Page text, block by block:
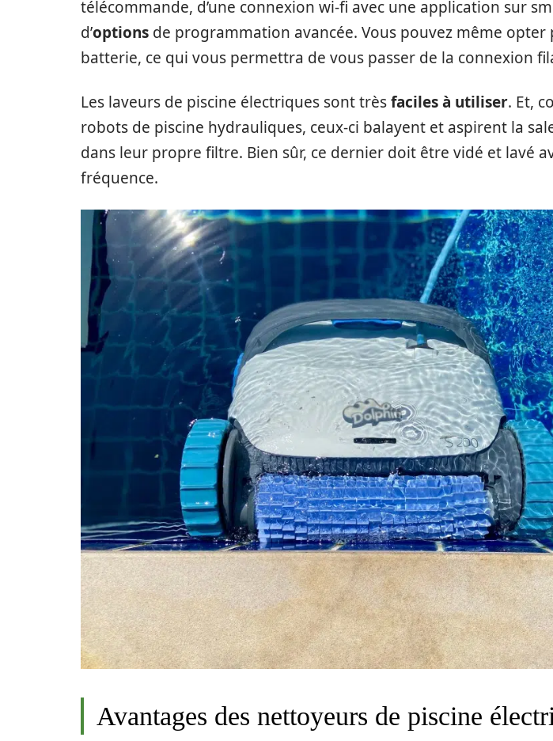
télécommande, d’une connexion wi-fi avec une application sur
d’options de programmation avancée. Vous pouvez même
batterie, ce qui vous permettra de vous passer de la connexion
Les laveurs de piscine électriques sont trèsfaciles à utiliser. Et,
robots de piscine hydrauliques, ceux-ci balayent et aspirent la
dans leur propre filtre. Bien sûr, ce dernier doit être vidé et lavé
fréquence.
Avantages des nettoyeurs de piscine